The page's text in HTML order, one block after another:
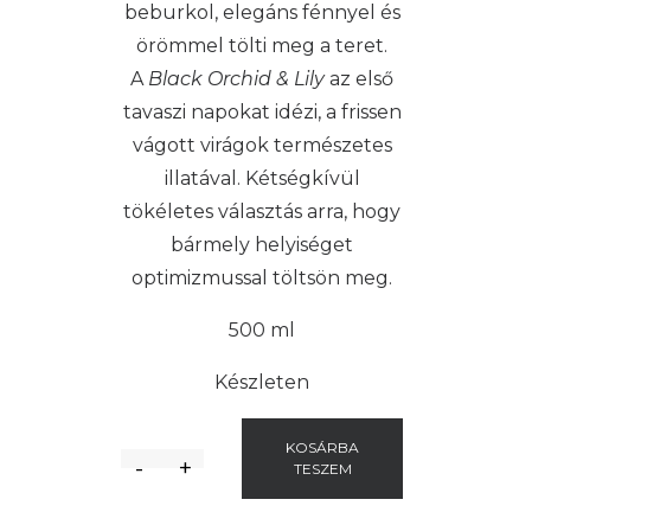
beburkol, elegáns fénnyel és
örömmel tölti meg a teret.
A Black Orchid & Lilyaz első
tavaszi napokat idézi, a frissen
vágott virágok természetes
illatával. Kétségkívül
tökéletes választás arra, hogy
bármely helyiséget
optimizmussal töltsön meg.
500 ml
Készleten
- +
KOSÁRBA
TESZEM